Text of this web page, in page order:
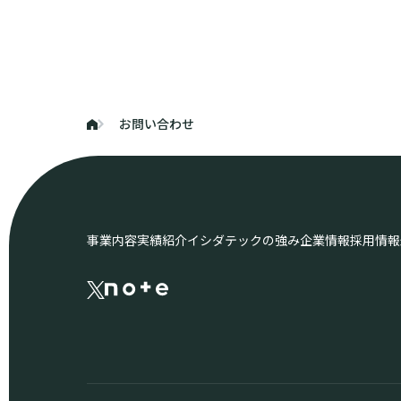
お問い合わせ
事業内容実績紹介イシダテックの強み企業情報採用情報